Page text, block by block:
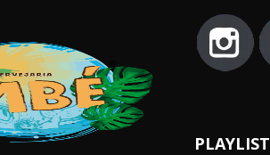
PLAYLIST